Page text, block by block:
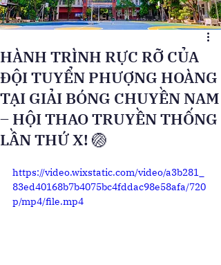
HÀNH TRÌNH RỰC RỠ CỦA
ĐỘI TUYỂN PHƯỢNG HOÀNG
TẠI GIẢI BÓNG CHUYỀN NAM
– HỘI THAO TRUYỀN THỐNG
LẦN THỨ X! 🏐
https://video.wixstatic.com/video/a3b281_
83ed40168b7b4075bc4fddac98e58afa/720
p/mp4/file.mp4